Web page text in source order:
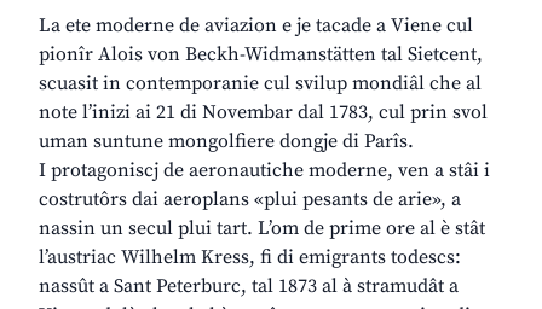
La ete moderne de aviazion e je tacade a Viene cul
pionîr Alois von Beckh-Widmanstätten tal Sietcent,
scuasit in contemporanie cul svilup mondiâl che al
note l’inizi ai 21 di Novembar dal 1783, cul prin svol
uman suntune mongolfiere dongje di Parîs.
I protagoniscj de aeronautiche moderne, ven a stâi i
costrutôrs dai aeroplans «plui pesants de arie», a
nassin un secul plui tart. L’om de prime ore al è stât
l’austriac Wilhelm Kress, fi di emigrants todescs:
nassût a Sant Peterburc, tal 1873 al à stramudât a